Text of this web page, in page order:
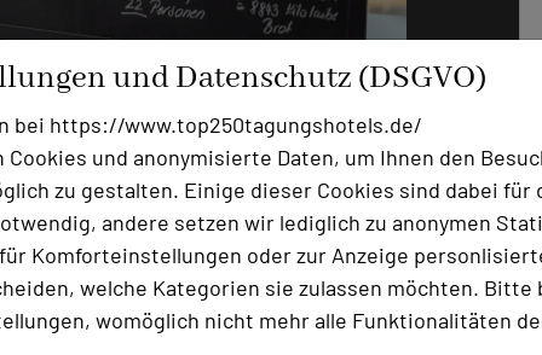
und Datenschutz (DSGVO)
bei https://www.top250tagungshotels.de/
und anonymisierte Daten, um Ihnen den
zu gestalten. Einige dieser Cookies sind dabei für
andere setzen wir lediglich zu anonymen
Komforteinstellungen oder zur Anzeige
welche Kategorien sie zulassen möchten. Bitte
womöglich nicht mehr alle Funktionalitäten
DEKRA Congresshotel & DEKRA Congress Center Wart
Nachhaltigkeit. Es gehört zu den
höchste Nachhaltigkeitszertifizierung
zeigt, dass das Hotel nicht nur auf
Prüfungen seiner
Standards zu gewährleisten.